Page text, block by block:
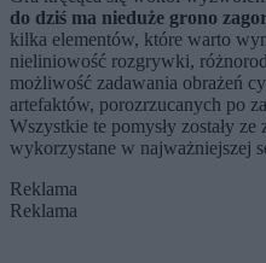
do dziś ma nieduże grono
kilka elementów, które warto
nieliniowość rozgrywki,
możliwość zadawania obrażeń
artefaktów, porozrzucanych po
Wszystkie te pomysły zostały
wykorzystane w najważniejszej
Reklama
Reklama